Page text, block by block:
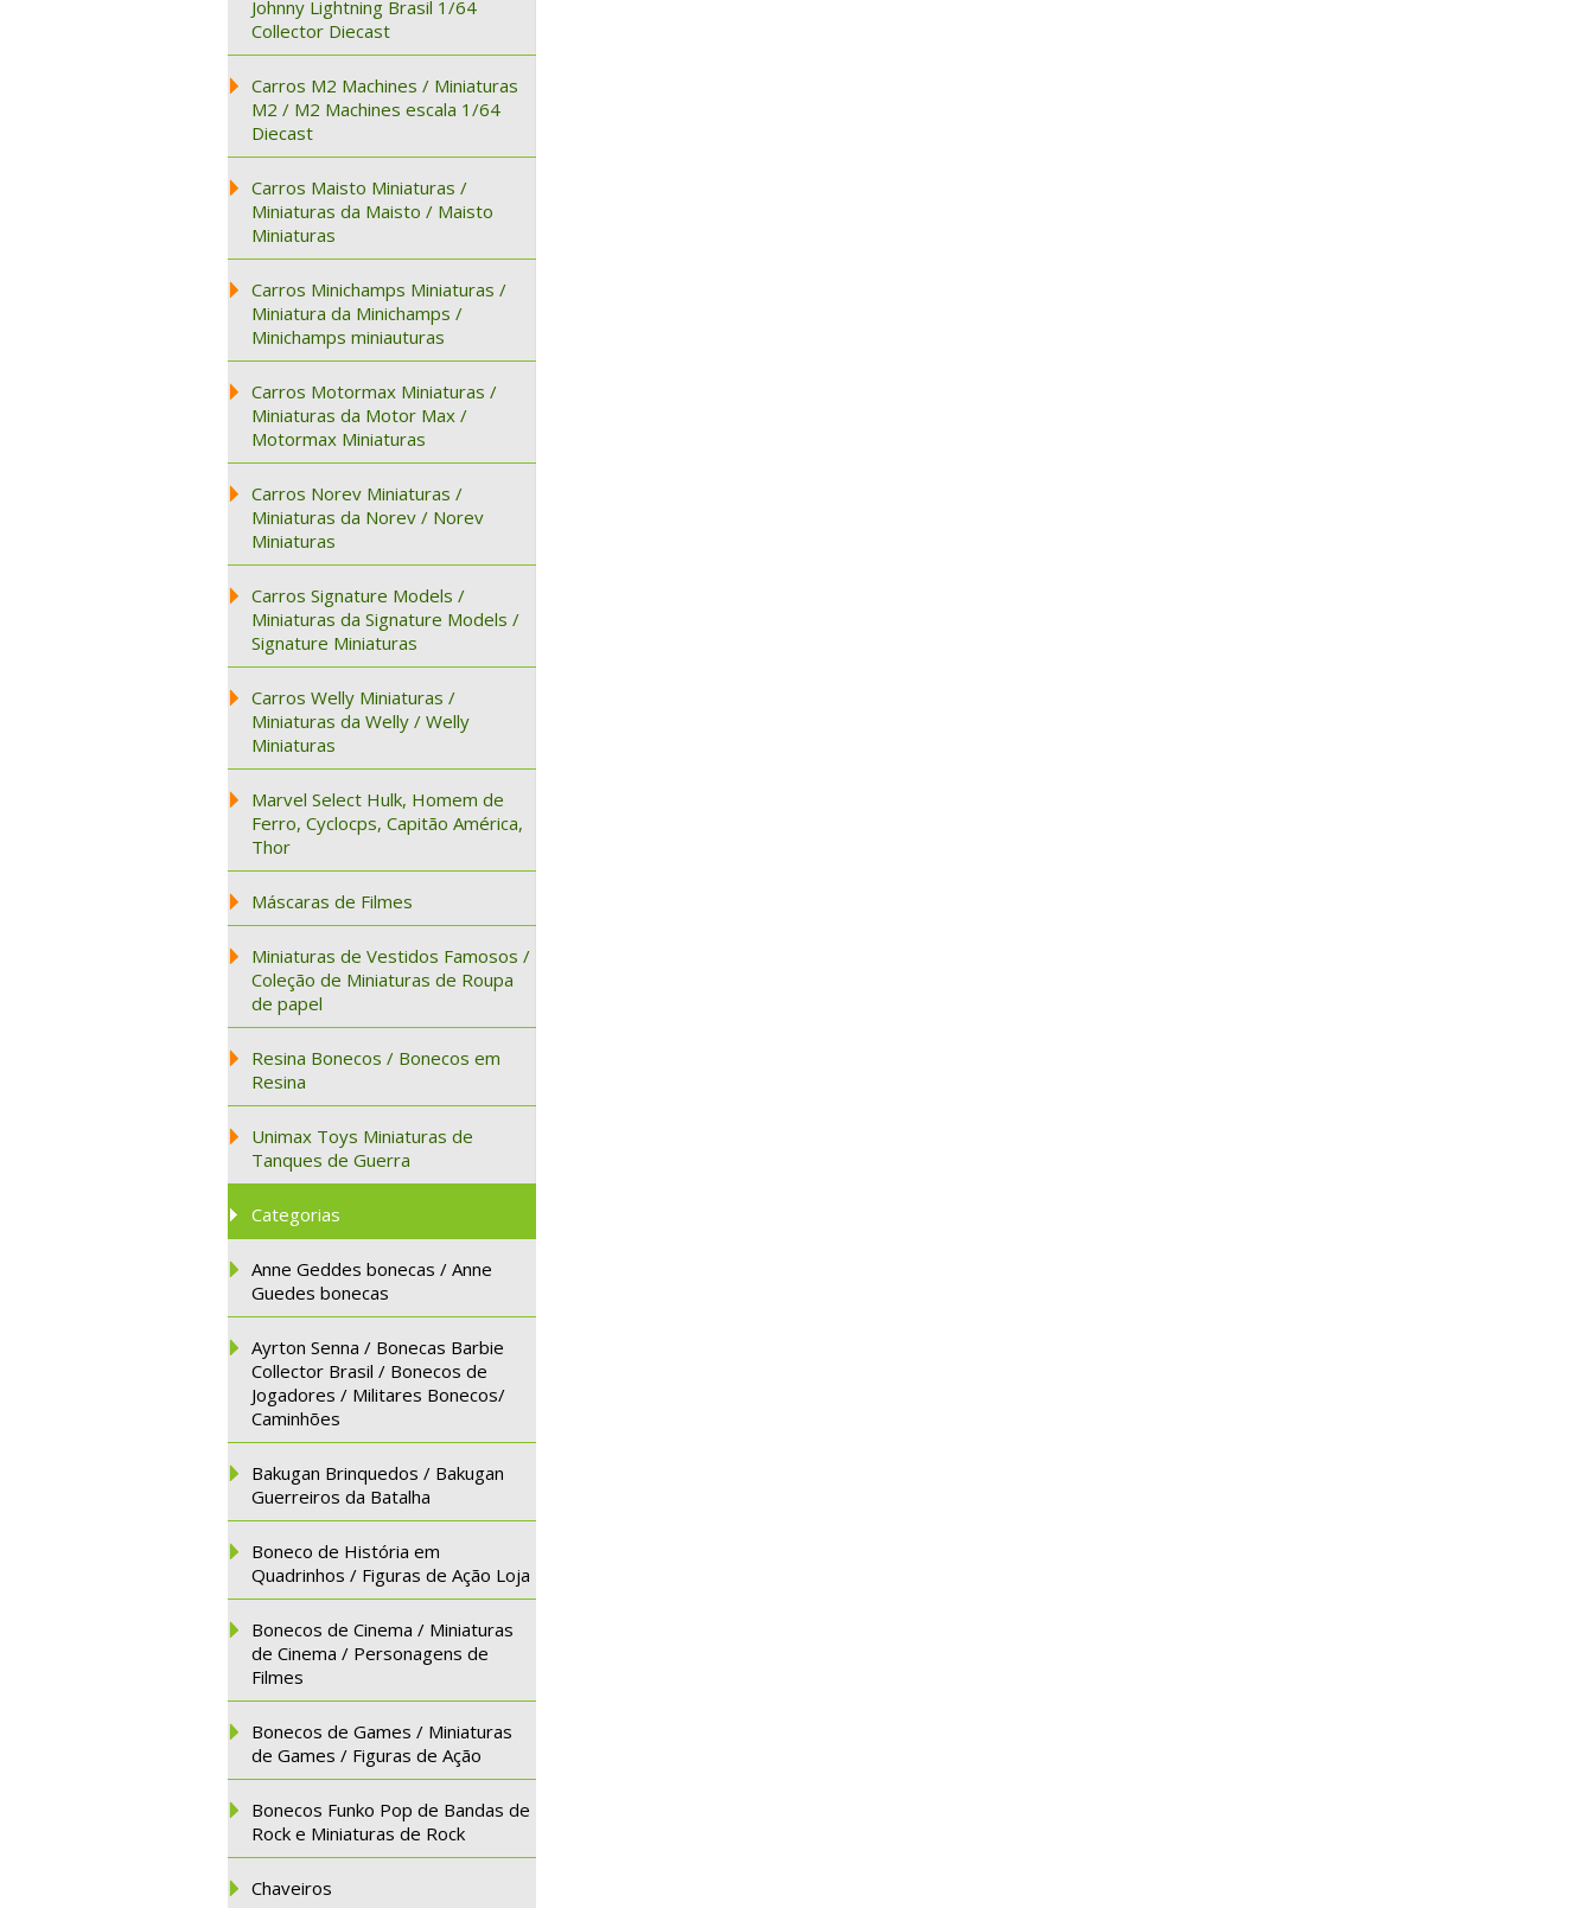
Johnny Lightning Brasil 1/64
Collector Diecast
Carros M2 Machines / Miniaturas
M2 / M2 Machines escala 1/64
Diecast
Carros Maisto Miniaturas /
Miniaturas da Maisto / Maisto
Miniaturas
Carros Minichamps Miniaturas /
Miniatura da Minichamps /
Minichamps miniauturas
Carros Motormax Miniaturas /
Miniaturas da Motor Max /
Motormax Miniaturas
Carros Norev Miniaturas /
Miniaturas da Norev / Norev
Miniaturas
Carros Signature Models /
Miniaturas da Signature Models /
Signature Miniaturas
Carros Welly Miniaturas /
Miniaturas da Welly / Welly
Miniaturas
Marvel Select Hulk, Homem de
Ferro, Cyclocps, Capitão América,
Thor
Máscaras de Filmes
Miniaturas de Vestidos Famosos /
Coleção de Miniaturas de Roupa
de papel
Resina Bonecos / Bonecos em
Resina
Unimax Toys Miniaturas de
Tanques de Guerra
Categorias
Anne Geddes bonecas / Anne
Guedes bonecas
Ayrton Senna / Bonecas Barbie
Collector Brasil / Bonecos de
Jogadores / Militares Bonecos/
Caminhões
Bakugan Brinquedos / Bakugan
Guerreiros da Batalha
Boneco de História em
Quadrinhos / Figuras de Ação Loja
Bonecos de Cinema / Miniaturas
de Cinema / Personagens de
Filmes
Bonecos de Games / Miniaturas
de Games / Figuras de Ação
Bonecos Funko Pop de Bandas de
Rock e Miniaturas de Rock
Chaveiros